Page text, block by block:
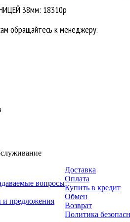
38мм: 18310р
обращайтесь к менеджеру.
вопросы
предложения
Доставка
Оплата
Купить в кредит
Обмен
Возврат
Политика